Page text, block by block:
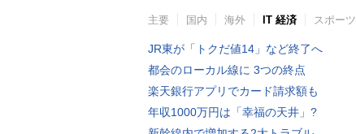
主要 国内 海外 IT 経済 スポーツ
JR東が「トクだ値14」など終了へ
都会のローカル線に 3つの終点
楽天銀行アプリでカード請求額も
年収1000万円は「幸福の天井」?